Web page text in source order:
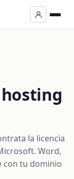
la licencia
Word,
con tu dominio